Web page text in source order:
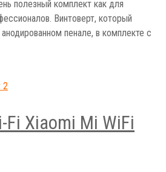
полезный комплект как для
Винтоверт, который
пенале, в комплекте с
Fi Xiaomi Mi WiFi